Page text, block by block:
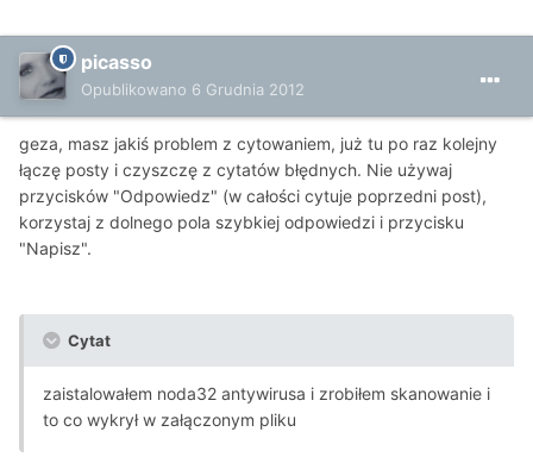
picasso
Opublikowano 6 Grudnia 2012
geza, masz jakiś problem z cytowaniem, już tu po raz kolejny
łączę posty i czyszczę z cytatów błędnych. Nie używaj
przycisków "Odpowiedz" (w całości cytuje poprzedni post),
korzystaj z dolnego pola szybkiej odpowiedzi i przycisku
"Napisz".
Cytat
zaistalowałem noda32 antywirusa i zrobiłem skanowanie i
to co wykrył w załączonym pliku